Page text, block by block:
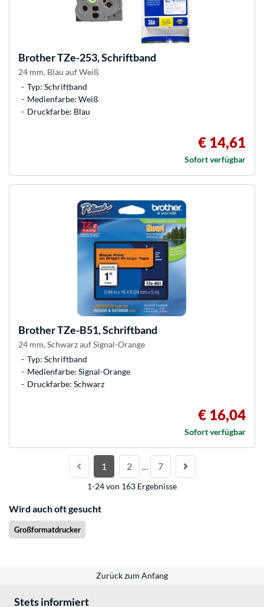
BrotherTZe-253, Schriftband
24 mm, Blau auf Weiß
Typ: Schriftband
Medienfarbe: Weiß
Druckfarbe: Blau
€ 14,61
Sofort verfügbar
BrotherTZe-B51, Schriftband
24 mm, Schwarz auf Signal-Orange
Typ: Schriftband
Medienfarbe: Signal-Orange
Druckfarbe: Schwarz
€ 16,04
Sofort verfügbar
1 2 … 7
1-24 von 163 Ergebnisse
Wird auch oft gesucht
Großformatdrucker
Zurück zum Anfang
Stets informiert